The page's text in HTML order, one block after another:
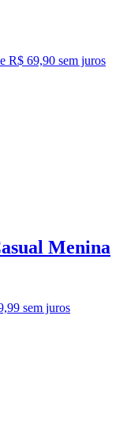
R$ 69,90 sem juros
Menina
sem juros